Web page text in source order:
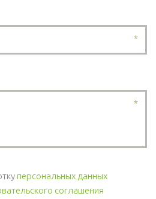
*
*
персональных данных
соглашения